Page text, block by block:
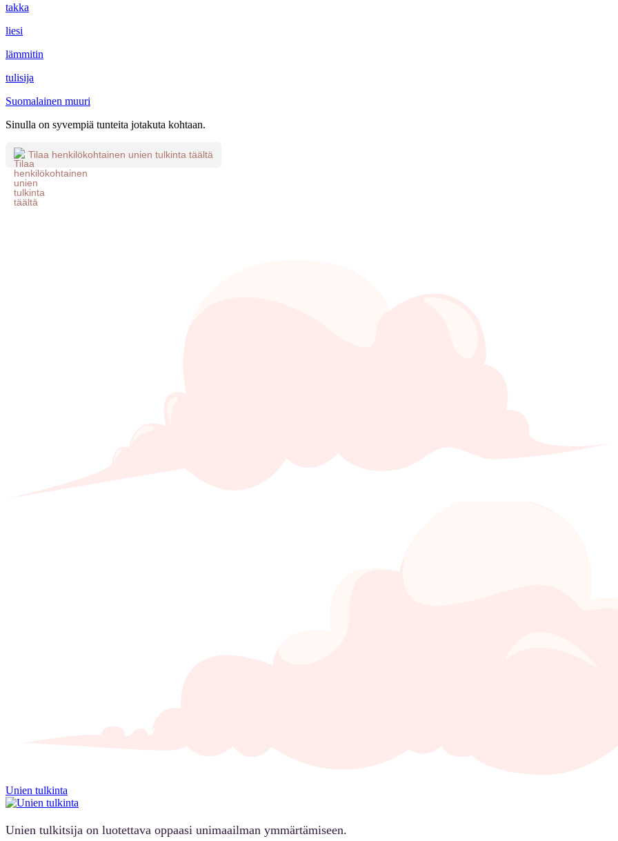
takka
liesi
lämmitin
tulisija
Suomalainen muuri
Sinulla on syvempiä tunteita jotakuta kohtaan.
Tilaa henkilökohtainen unien tulkinta täältä
Unien tulkinta
Unien tulkitsija on luotettava oppaasi unimaailman ymmärtämiseen.